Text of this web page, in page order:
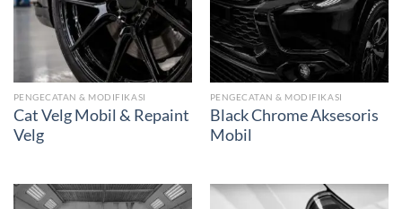
PENGECATAN & MODIFIKASI
Cat Velg Mobil & Repaint
Velg
PENGECATAN & MODIFIKASI
Black Chrome Aksesoris
Mobil